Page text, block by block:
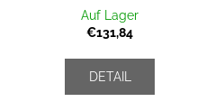
Auf Lager
€131,84
DETAIL